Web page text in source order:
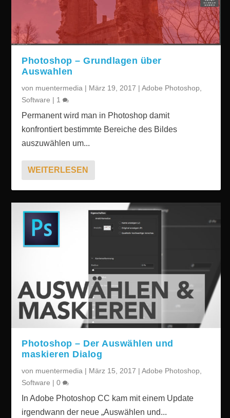
Photoshop – Grundlagen über
Auswahlen
von muentermedia | März 19, 2017 |Adobe Photoshop
Software | 1
Permanent wird man in Photoshop damit
konfrontiert bestimmte Bereiche des Bildes
auszuwählen um...
WEITERLESEN
Photoshop – Der Auswählen und
maskieren Dialog
von muentermedia | März 15, 2017 |Adobe Photoshop
Software |0
In Adobe Photoshop CC kam mit einem Update
irgendwann der neue „Auswählen und...